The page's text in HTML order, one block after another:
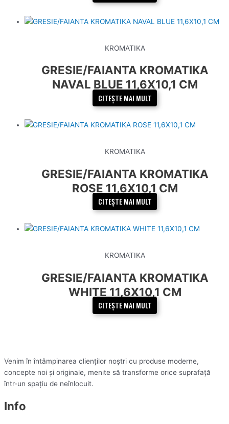
KROMATIKA
GRESIE/FAIANTA KROMATIKA
NAVAL BLUE 11,6X10,1 CM
CITEȘTE MAI MULT
KROMATIKA
GRESIE/FAIANTA KROMATIKA
ROSE 11,6X10,1 CM
CITEȘTE MAI MULT
KROMATIKA
GRESIE/FAIANTA KROMATIKA
WHITE 11,6X10,1 CM
CITEȘTE MAI MULT
Venim în întâmpinarea clienților noștri cu produse moderne,
concepte noi și originale, menite să transforme orice suprafață
într-un spațiu de neînlocuit.
Info